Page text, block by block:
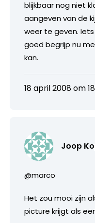
blijkbaar nog niet
aangeven van de
weer te geven.
goed begrijp nu
kan.
18 april 2008 om
Joop
@marco
Het zou mooi zijn
picture krijgt als